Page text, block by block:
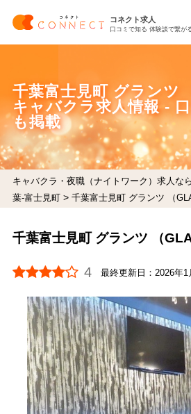
コネクト求人
口コミで知る 体験談で繋が
千葉富士見町 グランツ
キャバクラ求人情報 -
も掲載
キャバクラ・夜職（ナイトワーク）求人な
葉-富士見町> 千葉富士見町 グランツ （
千葉富士見町 グランツ （
4 最終更新日：2026年1